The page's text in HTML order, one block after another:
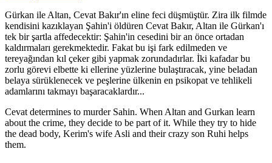
Gürkan ile Altan, Cevat Bakır'ın eline feci düşmüştür. Zira ilk filmde
kendisini kazıklayan Şahin'i öldüren Cevat Bakır, Altan ile Gürkan'ı
tek bir şartla affedecektir: Şahin'in cesedini bir an önce ortadan
kaldırmaları gerekmektedir. Fakat bu işi fark edilmeden ve
tereyağından kıl çeker gibi yapmak zorundadırlar. İki kafadar bu
zorlu görevi elbette ki ellerine yüzlerine bulaştıracak, yine beladan
belaya sürüklenecek ve peşlerine ülkenin en psikopat ve tehlikeli
adamlarını takmayı başaracaklardır...
Cevat determines to murder Sahin. When Altan and Gurkan learn
about the crime, they decide to be part of it. While they try to hide
the dead body, Kerim's wife Asli and their crazy son Ruhi helps
them.